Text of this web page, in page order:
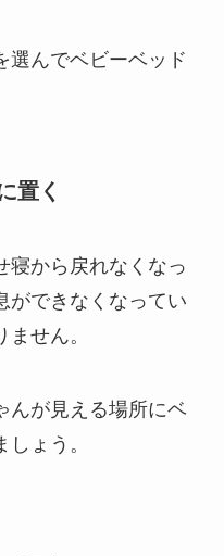
選んでベビーベッド
置く
寝から戻れなくなっ
ができなくなってい
せん。
んが見える場所にベ
ょう。